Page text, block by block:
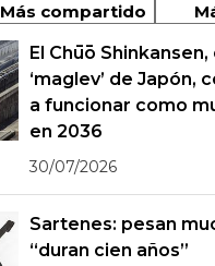
Más compartido
El Chūō
‘maglev’ de Japón,
a funcionar como
en 2036
30/07/2026
Sartenes: pesan
“duran cien años”